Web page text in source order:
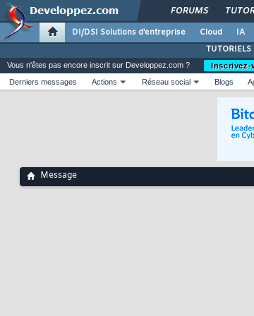
FORUMS
DI/DSI Solutions d'entreprise Cloud IA
TUTORIELS
Vous n'êtes pas encore inscrit sur Developpez.com ?
Inscrivez-
Derniers messages
Actions Réseau social Blogs
Message